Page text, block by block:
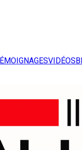
VIDÉOS